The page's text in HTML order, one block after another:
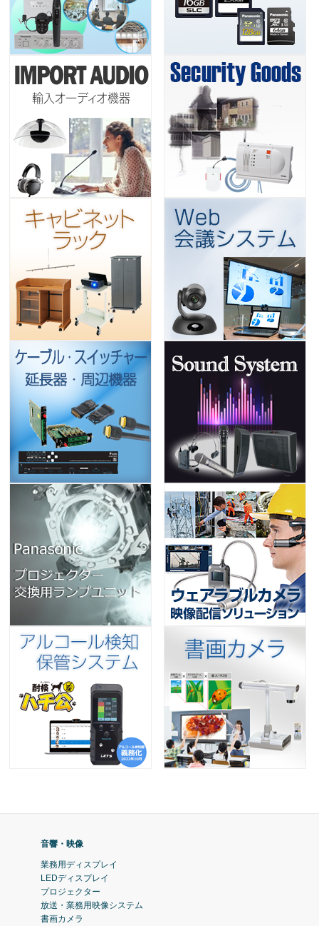
音響・映像
業務用ディスプレイ
LEDディスプレイ
プロジェクター
放送・業務用映像システム
書画カメラ